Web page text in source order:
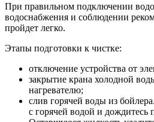
При правильном подключении
водоснабжения и соблюдении
пройдет легко.
Этапы подготовки к чистке:
отключение устройства от
закрытие крана холодной
нагревателю;
слив горячей воды из
с горячей водой и дождитесь